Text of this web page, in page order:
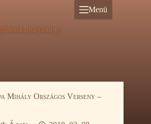
Menü
Mihály Országos Verseny –